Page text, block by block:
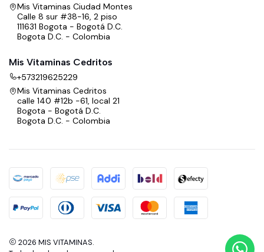
Mis Vitaminas Ciudad Montes
Calle 8 sur #38-16, 2 piso
111631 Bogota - Bogotá D.C.
Bogota D.C. - Colombia
Mis Vitaminas Cedritos
+573219625229
Mis Vitaminas Cedritos
calle 140 #12b -61, local 21
Bogota - Bogotá D.C.
Bogota D.C. - Colombia
2026 MIS VITAMINAS.